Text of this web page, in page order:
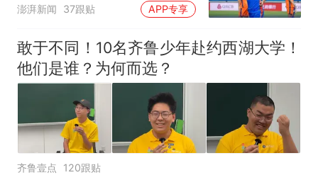
澎湃新闻 37跟贴 APP专享
敢于不同！10名齐鲁少年赴约西湖大学！
他们是谁？为何而选？
齐鲁壹点 120跟贴